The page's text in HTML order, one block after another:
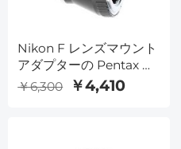
Nikon F レンズマウント
アダプターの Pentax Q
カメラ
￥6,300 ￥4,410